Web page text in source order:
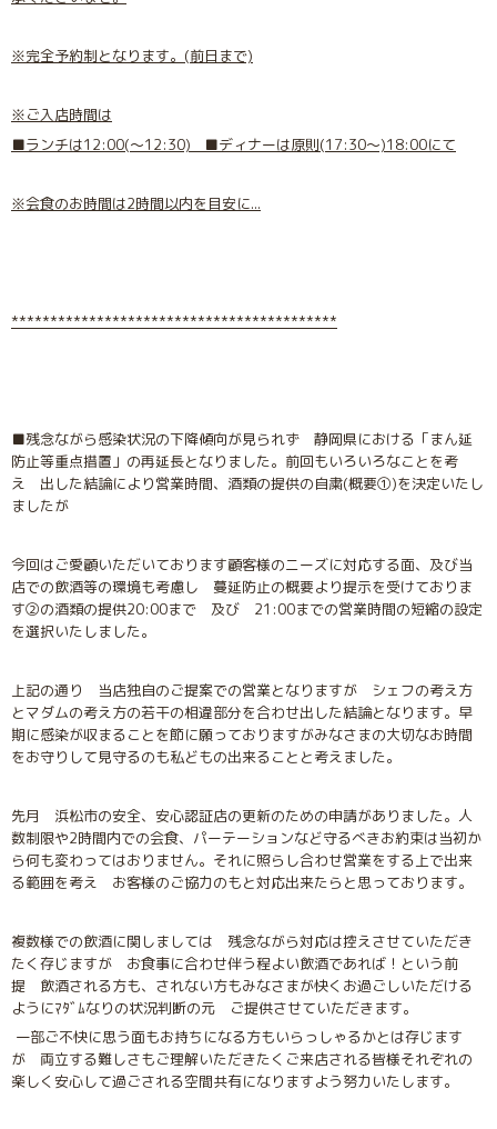
※完全予約制となります。(前日まで)
※ご入店時間は
■ランチは12:00(〜12:30) ■ディナーは原則(17:30〜)18:00にて
※会食のお時間は2時間以内を目安に...
******************************************
■残念ながら感染状況の下降傾向が見られず 静岡県における「まん延
防止等重点措置」の再延長となりました。前回もいろいろなことを考
え 出した結論により営業時間、酒類の提供の自粛(概要①)を決定いたし
ましたが
今回はご愛顧いただいております顧客様のニーズに対応する面、及び当
店での飲酒等の環境も考慮し 蔓延防止の概要より提示を受けておりま
す②の酒類の提供20:00まで 及び 21:00までの営業時間の短縮の設定
を選択いたしました。
上記の通り 当店独自のご提案での営業となりますが シェフの考え方
とマダムの考え方の若干の相違部分を合わせ出した結論となります。早
期に感染が収まることを節に願っておりますがみなさまの大切なお時間
をお守りして見守るのも私どもの出来ることと考えました。
先月 浜松市の安全、安心認証店の更新のための申請がありました。 人
数制限や2時間内での会食、パーテーションなど守るべきお約束は当初か
ら何も変わってはおりません。それに照らし合わせ営業をする上で出来
る範囲を考え お客様のご協力のもと対応出来たらと思っております。
複数様での飲酒に関しましては 残念ながら対応は控えさせていただき
たく存じますが お食事に合わせ伴う程よい飲酒であれば！という前
提 飲酒される方も、されない方もみなさまが快くお過ごしいただける
ようにﾏﾀﾞﾑなりの状況判断の元 ご提供させていただきます。
一部ご不快に思う面もお持ちになる方もいらっしゃるかとは存じます
が 両立する難しさもご理解いただきたくご来店される皆様それぞれの
楽しく安心して過ごされる空間共有になりますよう努力いたします。